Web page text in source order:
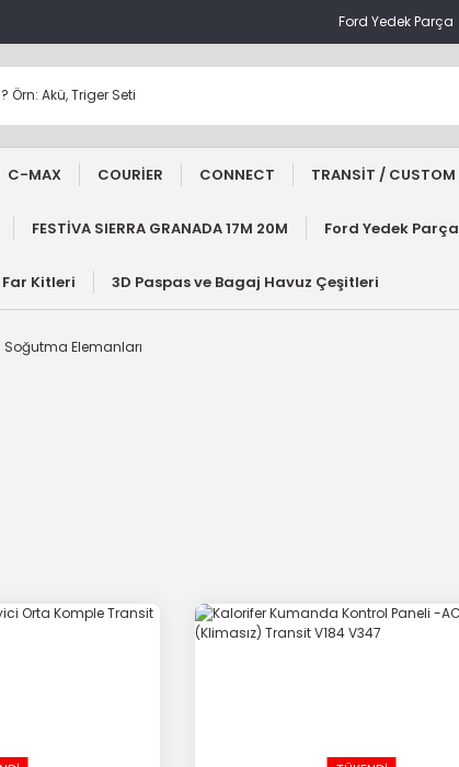
Ford Yedek Parça
C-MAX COURİER CONNECT TRANSİT / CUSTOM
FESTİVA SIERRA GRANADA 17M 20M Ford Yedek Parça
Far Kitleri 3D Paspas ve Bagaj Havuz Çeşitleri
Soğutma Elemanları